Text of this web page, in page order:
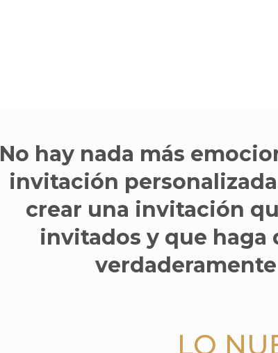
No hay nada más
invitación
crear una invitación
invitados y que haga
LO